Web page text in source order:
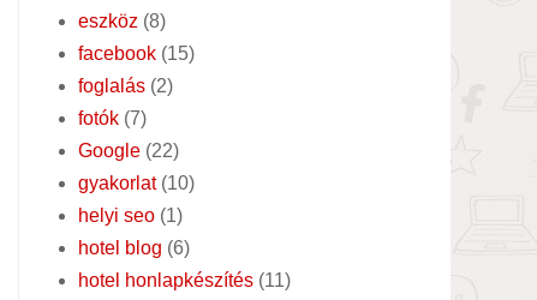
eszköz (8)
facebook (15)
foglalás (2)
fotók (7)
Google (22)
gyakorlat (10)
helyi seo (1)
hotel blog (6)
hotel honlapkészítés (11)